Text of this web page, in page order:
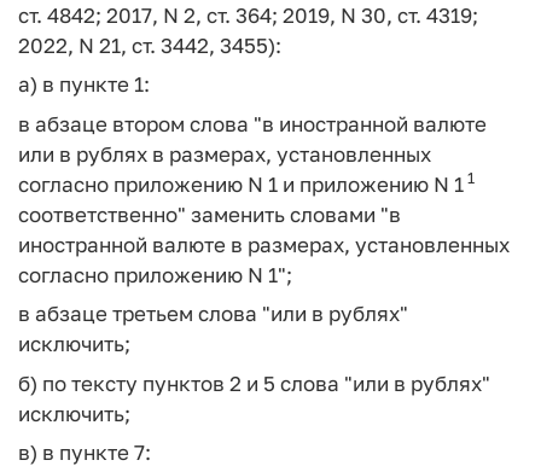
ст. 4842; 2017, N 2, ст. 364; 2019, N 30, ст. 4319;
2022, N 21, ст. 3442, 3455):
а) в пункте 1:
в абзаце втором слова "в иностранной валюте
или в рублях в размерах, установленных
согласно приложению N 1 и приложению N 1 1
соответственно" заменить словами "в
иностранной валюте в размерах, установленных
согласно приложению N 1";
в абзаце третьем слова "или в рублях"
исключить;
б) по тексту пунктов 2 и 5 слова "или в рублях"
исключить;
в) в пункте 7: